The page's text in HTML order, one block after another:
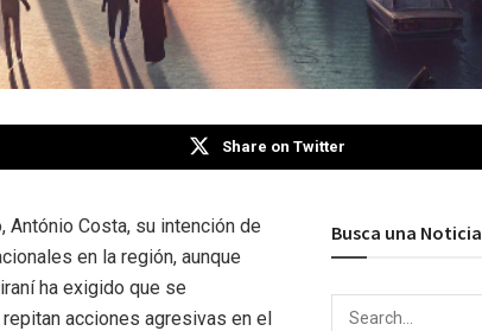
Share on Twitter
António Costa, su intención de
en la región, aunque
ha exigido que se
acciones agresivas en el
Busca una Noticia